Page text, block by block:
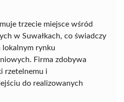
trzecie miejsce wśród
w Suwałkach, co świadczy
lokalnym rynku
Firma zdobywa
rzetelnemu i
do realizowanych